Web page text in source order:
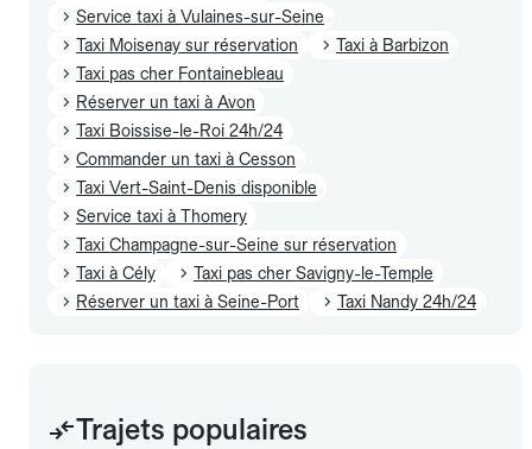
Service taxi à Vulaines-sur-Seine
Taxi Moisenay sur réservation
Taxi à Barbizon
Taxi pas cher Fontainebleau
Réserver un taxi à Avon
Taxi Boissise-le-Roi 24h/24
Commander un taxi à Cesson
Taxi Vert-Saint-Denis disponible
Service taxi à Thomery
Taxi Champagne-sur-Seine sur réservation
Taxi à Cély
Taxi pas cher Savigny-le-Temple
Réserver un taxi à Seine-Port
Taxi Nandy 24h/24
Trajets populaires